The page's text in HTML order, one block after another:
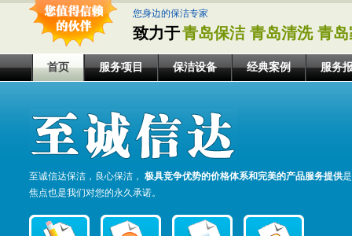
致力于青岛保洁 青岛清洗 青
您身边的保洁专家
首页 服务项目 保洁设备 经典案例 服务
至诚信达保洁，良心保洁， 极具竞争优势的价格体系和完美的产品服务提供
焦点也是我们对您的永久承诺。